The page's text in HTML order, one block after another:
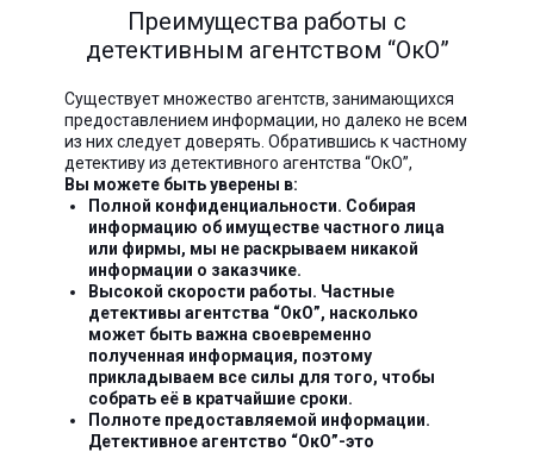
Преимущества работы с
детективным агентством “ОкО”
Существует множество агентств, занимающихся
предоставлением информации, но далеко не всем
из них следует доверять. Обратившись к частному
детективу из детективного агентства “ОкО”,
Вы можете быть уверены в:
Полной конфиденциальности. Собирая
информацию об имуществе частного лица
или фирмы, мы не раскрываем никакой
информации о заказчике.
Высокой скорости работы. Частные
детективы агентства “ОкО”, насколько
может быть важна своевременно
полученная информация, поэтому
прикладываем все силы для того, чтобы
собрать её в кратчайшие сроки.
Полноте предоставляемой информации.
Детективное агентство “ОкО”-это